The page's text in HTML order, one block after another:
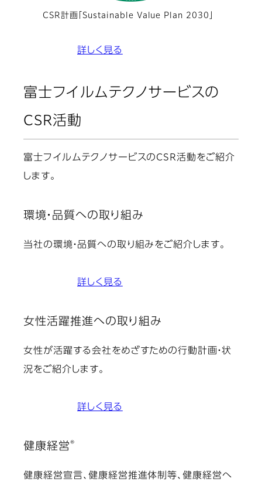
CSR計画「Sustainable Value Plan 2030」
詳しく見る
富士フイルムテクノサービスの
CSR活動
富士フイルムテクノサービスのCSR活動をご紹介
します。
環境・品質への取り組み
当社の環境・品質への取り組みをご紹介します。
詳しく見る
女性活躍推進への取り組み
女性が活躍する会社をめざすための行動計画・状
況をご紹介します。
詳しく見る
健康経営®
健康経営宣言、健康経営推進体制等、健康経営へ